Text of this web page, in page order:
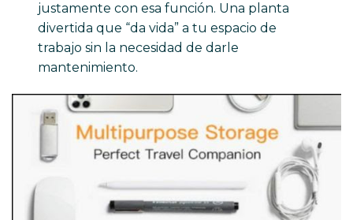
justamente con esa función. Una planta
divertida que “da vida” a tu espacio de
trabajo sin la necesidad de darle
mantenimiento.